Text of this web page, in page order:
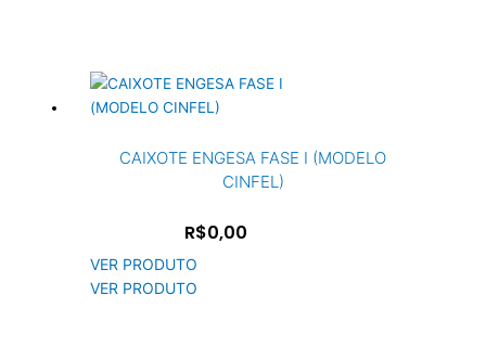
CAIXOTE ENGESA FASE I (MODELO
CINFEL)
R$0,00
VER PRODUTO
VER PRODUTO